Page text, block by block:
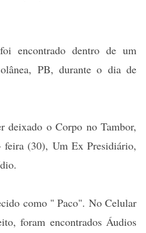
encontrado dentro de um
PB, durante o dia de
deixado o Corpo no Tambor,
feira (30), Um Ex Presidiário,
como " Paco". No Celular
foram encontrados Áudios